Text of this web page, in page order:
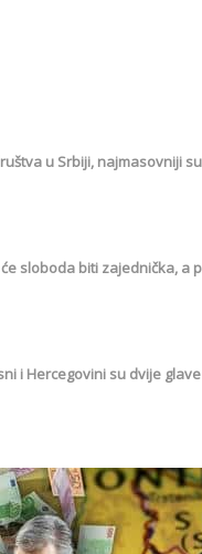
u Srbiji, najmasovniji
sloboda biti zajednička, a
i Hercegovini su dvije